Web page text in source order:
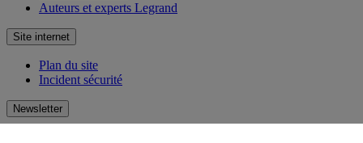
Auteurs et experts Legrand
Site internet
Plan du site
Incident sécurité
Newsletter